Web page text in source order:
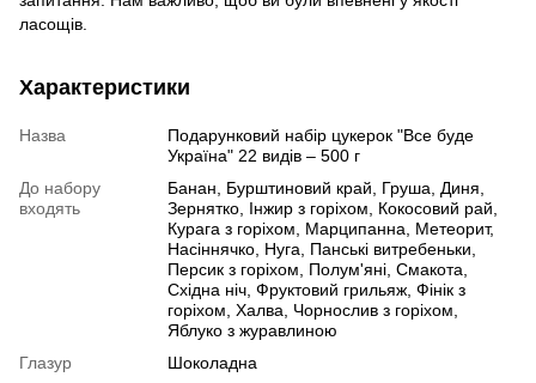
ласощів.
Характеристики
Назва
Подарунковий набір цукерок "Все буде
Україна" 22 видів – 500 г
До набору
входять
Банан, Бурштиновий край, Груша, Диня,
Зернятко, Інжир з горіхом, Кокосовий рай,
Курага з горіхом, Марципанна, Метеорит,
Насіннячко, Нуга, Панські витребеньки,
Персик з горіхом, Полум'яні, Смакота,
Східна ніч, Фруктовий грильяж, Фінік з
горіхом, Халва, Чорнослив з горіхом,
Яблуко з журавлиною
Глазур
Шоколадна